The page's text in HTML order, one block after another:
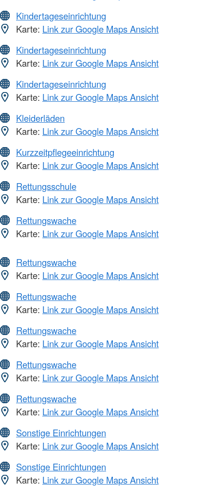
Kindertageseinrichtung
Karte: Link zur Google Maps Ansicht
Kindertageseinrichtung
Karte: Link zur Google Maps Ansicht
Kindertageseinrichtung
Karte: Link zur Google Maps Ansicht
Kleiderläden
Karte: Link zur Google Maps Ansicht
Kurzzeitpflegeeinrichtung
Karte: Link zur Google Maps Ansicht
Rettungsschule
Karte: Link zur Google Maps Ansicht
Rettungswache
Karte: Link zur Google Maps Ansicht
Rettungswache
Karte: Link zur Google Maps Ansicht
Rettungswache
Karte: Link zur Google Maps Ansicht
Rettungswache
Karte: Link zur Google Maps Ansicht
Rettungswache
Karte: Link zur Google Maps Ansicht
Rettungswache
Karte: Link zur Google Maps Ansicht
Sonstige Einrichtungen
Karte: Link zur Google Maps Ansicht
Sonstige Einrichtungen
Karte: Link zur Google Maps Ansicht